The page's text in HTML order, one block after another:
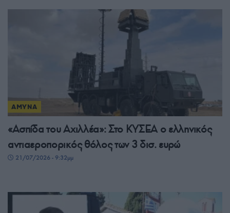
ΑΜΥΝΑ
«Ασπίδα του Αχιλλέα»: Στο ΚΥΣΕΑ ο ελληνικός
αντιαεροπορικός θόλος των 3 δισ. ευρώ
21/07/2026 - 9:32μμ